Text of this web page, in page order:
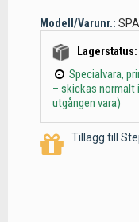
Modell/Varunr.:
Lagerstatus:
Specialvara,
– skickas normalt
utgången vara)
Tillägg till